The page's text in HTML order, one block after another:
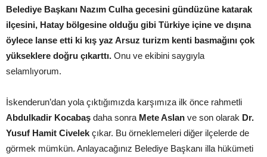
Belediye Başkanı Nazım Culha gecesini gündüzüne katarak
ilçesini, Hatay bölgesine olduğu gibi Türkiye içine ve dışına
öylece lanse etti ki kış yaz Arsuz turizm kenti basmağını çok
yükseklere doğru çıkarttı. Onu ve ekibini saygıyla
selamlıyorum.
İskenderun’dan yola çıktığımızda karşımıza ilk önce rahmetli
Abdulkadir Kocabaş daha sonra Mete Aslan ve son olarak Dr.
Yusuf Hamit Civelek çıkar. Bu örneklemeleri diğer ilçelerde de
görmek mümkün. Anlayacağınız Belediye Başkanı illa hükümeti